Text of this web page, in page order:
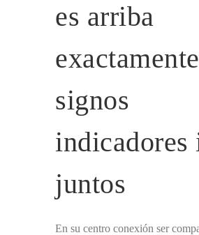
es arriba
signos
indicadores
juntos
En su centro conexión ser